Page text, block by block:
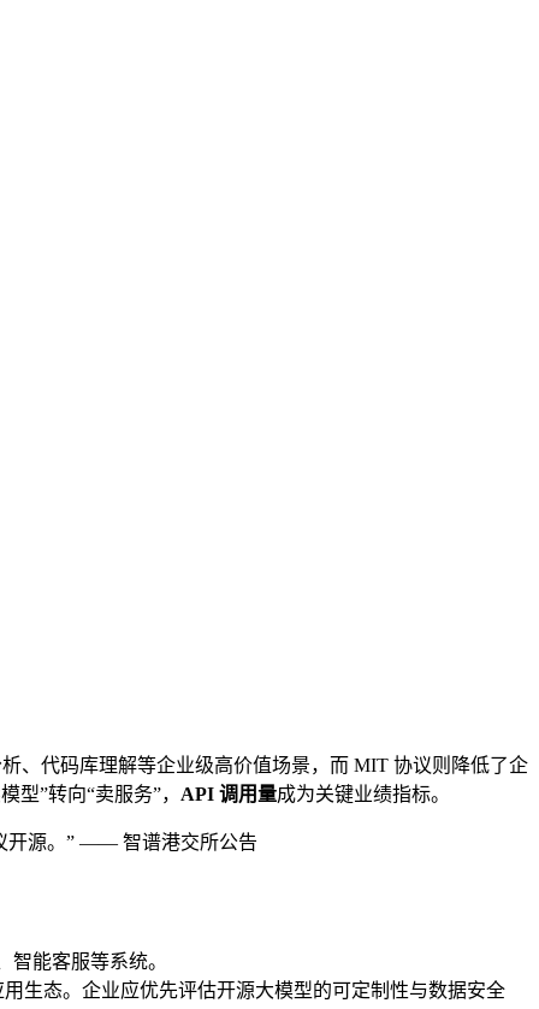
、代码库理解等企业级高价值场景，而 MIT 协议则降低了企
”转向“卖服务”， API 调用量成为关键业绩指标。
开源。” —— 智谱港交所公告
能客服等系统。
生态。企业应优先评估开源大模型的可定制性与数据安全